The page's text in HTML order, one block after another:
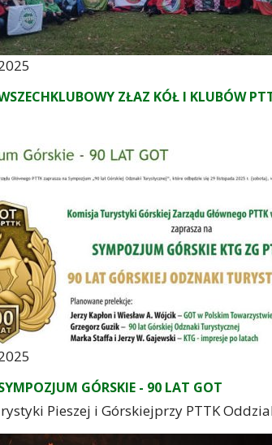
GÓRSKIE - 90 LAT GOT
Pieszej i Górskiejprzy PTTK